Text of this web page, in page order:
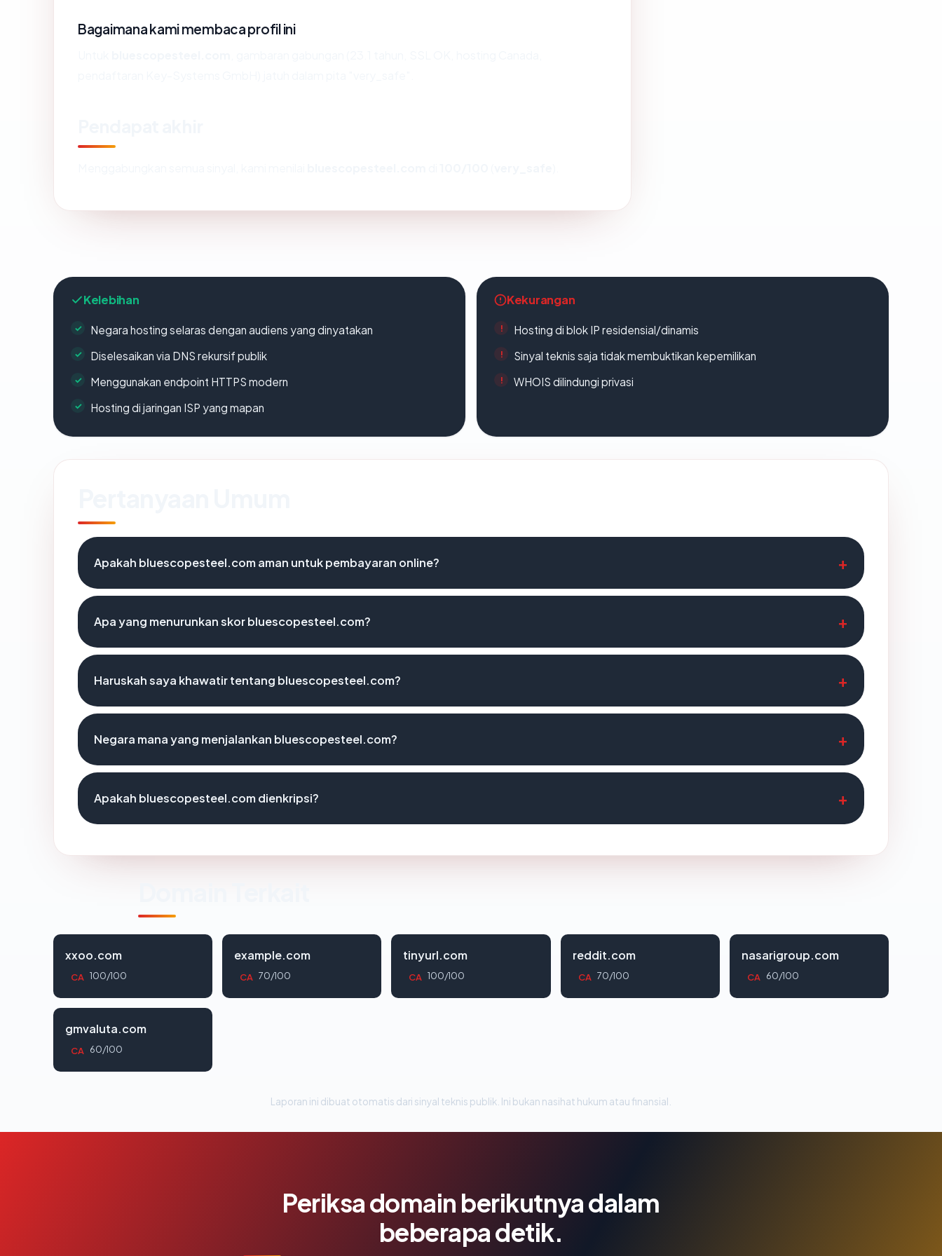
Bagaimana kami membaca profil ini
Kelebihan
Negara hosting selaras dengan audiens yang dinyatakan
Diselesaikan via DNS rekursif publik
Menggunakan endpoint HTTPS modern
Hosting di jaringan ISP yang mapan
Kekurangan
Hosting di blok IP residensial/dinamis
Sinyal teknis saja tidak membuktikan kepemilikan
WHOIS dilindungi privasi
Apakah bluescopesteel.com aman untuk pembayaran online?
Apa yang menurunkan skor bluescopesteel.com?
Haruskah saya khawatir tentang bluescopesteel.com?
Negara mana yang menjalankan bluescopesteel.com?
Apakah bluescopesteel.com dienkripsi?
xxoo.com
CA 100/100
example.com
CA 70/100
tinyurl.com
CA 100/100
reddit.com
CA 70/100
nasarigroup.com
CA 60/100
gmvaluta.com
CA 60/100
Laporan ini dibuat otomatis dari sinyal teknis publik. Ini bukan nasihat hukum atau finansial.
Periksa domain berikutnya dalam
beberapa detik.